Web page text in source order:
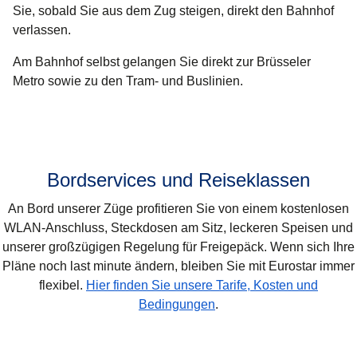
Sie, sobald Sie aus dem Zug steigen, direkt den Bahnhof
verlassen.
Am Bahnhof selbst gelangen Sie direkt zur Brüsseler
Metro sowie zu den Tram- und Buslinien.
Bordservices und Reiseklassen
An Bord unserer Züge profitieren Sie von einem kostenlosen
WLAN-Anschluss, Steckdosen am Sitz, leckeren Speisen und
unserer großzügigen Regelung für Freigepäck. Wenn sich Ihre
Pläne noch last minute ändern, bleiben Sie mit Eurostar immer
flexibel. Hier finden Sie unsere Tarife, Kosten und
Bedingungen.